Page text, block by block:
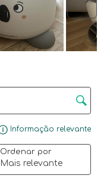
Informação relevante
Ordenar por
Mais relevante